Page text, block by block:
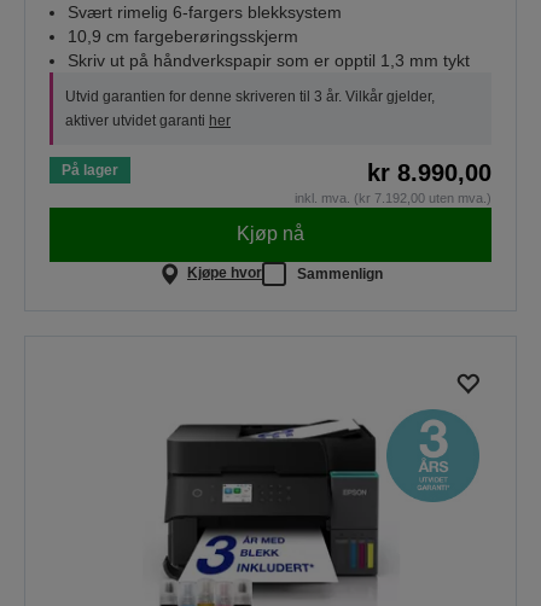
Svært rimelig 6-fargers blekksystem
10,9 cm fargeberøringsskjerm
Skriv ut på håndverkspapir som er opptil 1,3 mm tykt
Utvid garantien for denne skriveren til 3 år. Vilkår gjelder,
aktiver utvidet garanti her
På lager kr 8.990,00
inkl. mva. (kr 7.192,00 uten mva.)
Kjøp nå
Kjøpe hvor Sammenlign